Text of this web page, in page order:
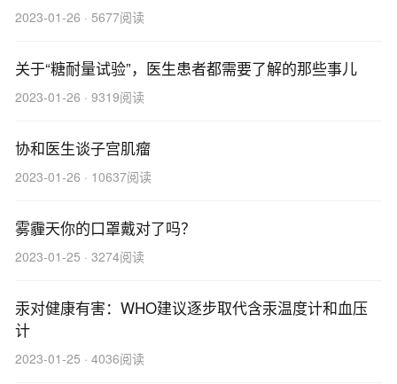
2023-01-26 · 5677阅读
关于“糖耐量试验”，医生患者都需要了解的那些事儿
2023-01-26 · 9319阅读
协和医生谈子宫肌瘤
2023-01-26 · 10637阅读
雾霾天你的口罩戴对了吗？
2023-01-25 · 3274阅读
汞对健康有害：WHO建议逐步取代含汞温度计和血压
计
2023-01-25 · 4036阅读